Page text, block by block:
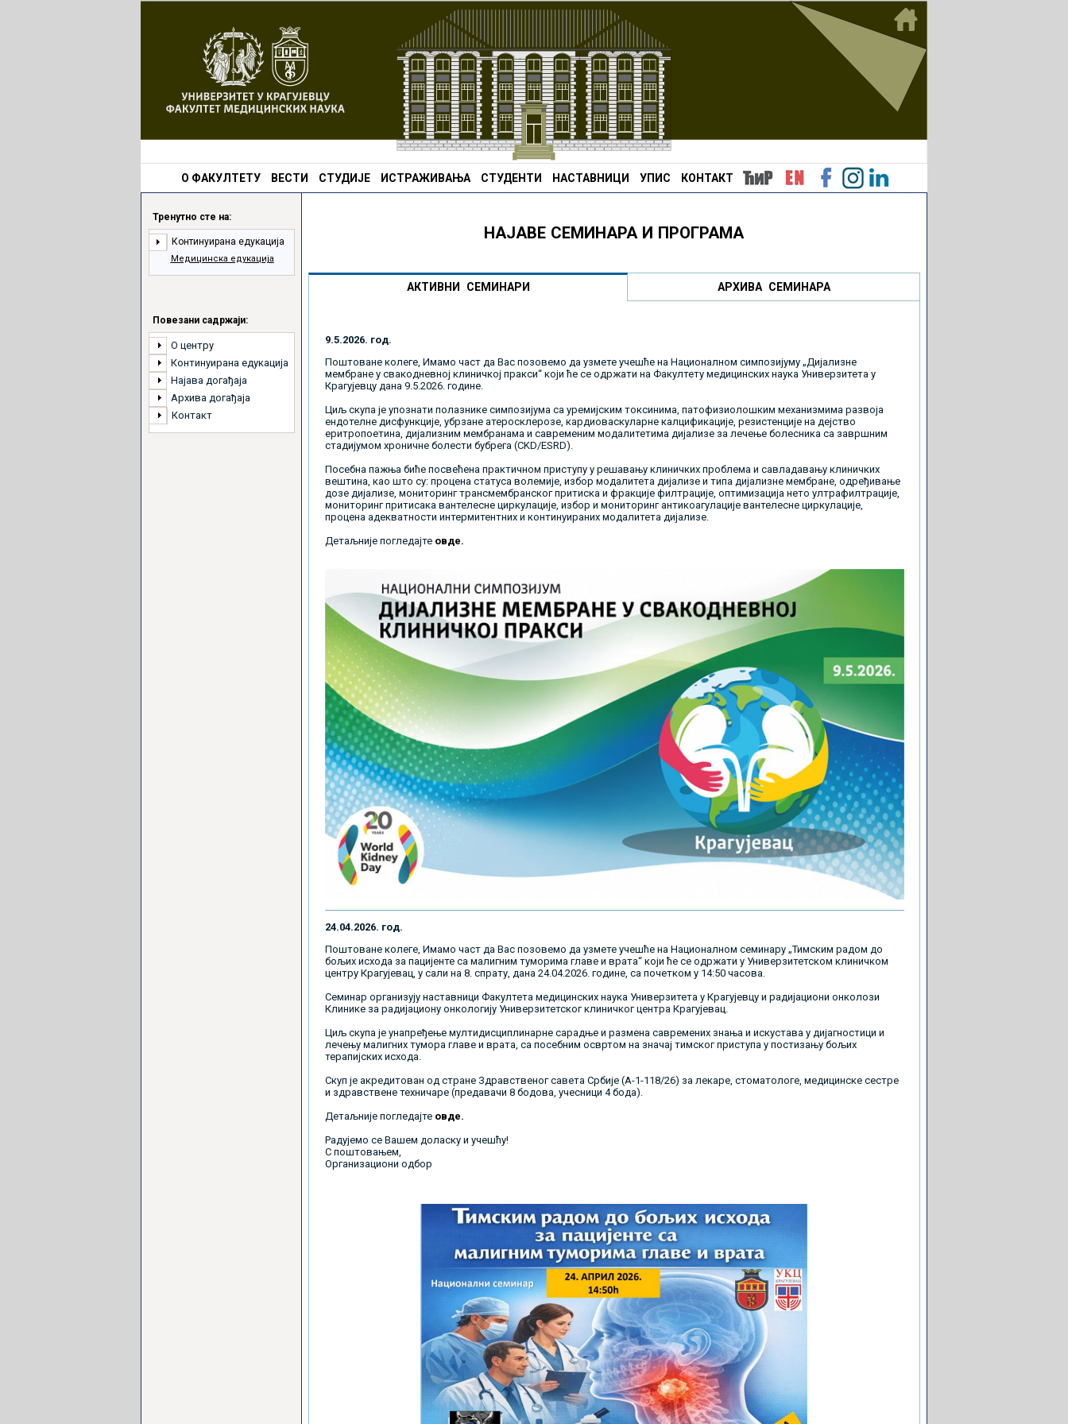
О ФАКУЛТЕТУ ВЕСТИ СТУДИЈЕ ИСТРАЖИВАЊА СТУДЕНТИ НАСТАВНИЦИ УПИС КОНТАКТ
Тренутно сте на:
Континуирана едукација
Медицинска едукација
Повезани садржаји:
О центру
Континуирана едукација
Најава догађаја
Архива догађаја
Контакт
НАЈАВЕ СЕМИНАРА И ПРОГРАМА
АКТИВНИ СЕМИНАРИ АРХИВА СЕМИНАРА
9.5.2026. год.
Поштоване колеге, Имамо част да Вас позовемо да узмете учешће на Националном симпозијуму „Дијализне
мембране у свакодневној клиничкој пракси“ који ће се одржати на Факултету медицинских наука Универзитета у
Крагујевцу дана 9.5.2026. године.
Циљ скупа је упознати полазнике симпозијума са уремијским токсинима, патофизиолошким механизмима развоја
ендотелне дисфункције, убрзане атеросклерозе, кардиоваскуларне калцификације, резистенције на дејство
еритропоетина, дијализним мембранама и савременим модалитетима дијализе за лечење болесника са завршним
стадијумом хроничне болести бубрега (CKD/ESRD).
Посебна пажња биће посвећена практичном приступу у решавању клиничких проблема и савладавању клиничких
вештина, као што су: процена статуса волемије, избор модалитета дијализе и типа дијализне мембране, одређивање
дозе дијализе, мониторинг трансмембранског притиска и фракције филтрације, оптимизација нето ултрафилтрације,
мониторинг притисака вантелесне циркулације, избор и мониторинг антикоагулације вантелесне циркулације,
процена адекватности интермитентних и континуираних модалитета дијализе.
Детаљније погледајте овде.
24.04.2026. год.
Поштоване колеге, Имамо част да Вас позовемо да узмете учешће на Националном семинару „Тимским радом до
бољих исхода за пацијенте са малигним туморима главе и врата“ који ће се одржати у Универзитетском клиничком
центру Крагујевац, у сали на 8. спрату, дана 24.04.2026. године, са почетком у 14:50 часова.
Семинар организују наставници Факултета медицинских наука Универзитета у Крагујевцу и радијациони онколози
Клинике за радијациону онкологију Универзитетског клиничког центра Крагујевац.
Циљ скупа је унапређење мултидисциплинарне сарадње и размена савремених знања и искустава у дијагностици и
лечењу малигних тумора главе и врата, са посебним освртом на значај тимског приступа у постизању бољих
терапијских исхода.
Скуп је акредитован од стране Здравственог савета Србије (А-1-118/26) за лекаре, стоматологе, медицинске сестре
и здравствене техничаре (предавачи 8 бодова, учесници 4 бода).
Детаљније погледајте овде.
Радујемо се Вашем доласку и учешћу!
С поштовањем,
Организациони одбор